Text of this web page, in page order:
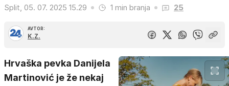
Split, 05. 07. 2025 15.29 1 min branja 25
AVTOR:
K.Z.
Hrvaška pevka Danijela
Martinović je že nekaj